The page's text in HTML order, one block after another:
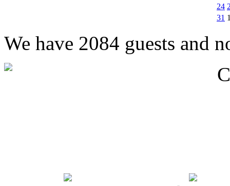
24
31
We have 2084 guests and